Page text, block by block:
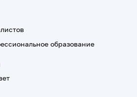
образование